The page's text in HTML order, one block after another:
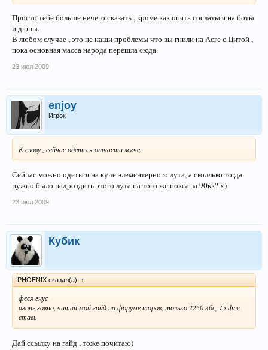
Просто тебе больше нечего сказать , кроме как опять сослаться на боты
и дюпы.
В любом случае , это не наши проблемы что вы гнили на Асге с Цитой ,
пока основная масса народа перешла сюда.
23 июл 2009
enjoy
Игрок
К слову , сейчас одеться отчасти легче.
Сейчас можно одеться на куче элементерного лута, а сколлько тогда
нужно было надроздить этого лута на того же нокса за 90кк? х)
23 июл 2009
Кубик
PHOENIX сказал(а): ↑
феся гнус
агонь говно, читай мой гайд на форуме торов, только 2250 кбс, 15 фпс
ставь
Дай ссылку на гайд , тоже почитаю)